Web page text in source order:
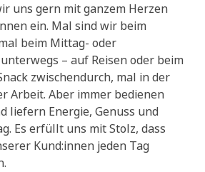
uns gern mit ganzem Herzen
ein. Mal sind wir beim
beim Mittag- oder
– auf Reisen oder beim
zwischendurch, mal in der
Arbeit. Aber immer bedienen
liefern Energie, Genuss und
Es erfüllt uns mit Stolz, dass
Kund:innen jeden Tag